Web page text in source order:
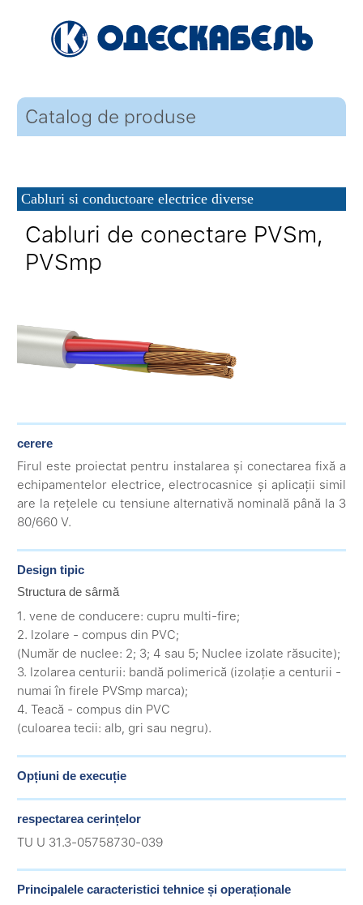
Catalog de produse
Cabluri si conductoare electrice diverse
Cabluri de conectare PVSm,
PVSmp
cerere
Firul este proiectat pentru instalarea și conectarea fixă ​​a
echipamentelor electrice, electrocasnice și aplicații simil
are la rețelele cu tensiune alternativă nominală până la 3
80/660 V.
Design tipic
Structura de sârmă
1. vene de conducere: cupru multi-fire;
2. Izolare - compus din PVC;
(Număr de nuclee: 2; 3; 4 sau 5; Nuclee izolate răsucite);
3. Izolarea centurii: bandă polimerică (izolație a centurii -
numai în firele PVSmp marca);
4. Teacă - compus din PVC
(culoarea tecii: alb, gri sau negru).
Opțiuni de execuție
respectarea cerințelor
TU U 31.3-05758730-039
Principalele caracteristici tehnice și operaționale